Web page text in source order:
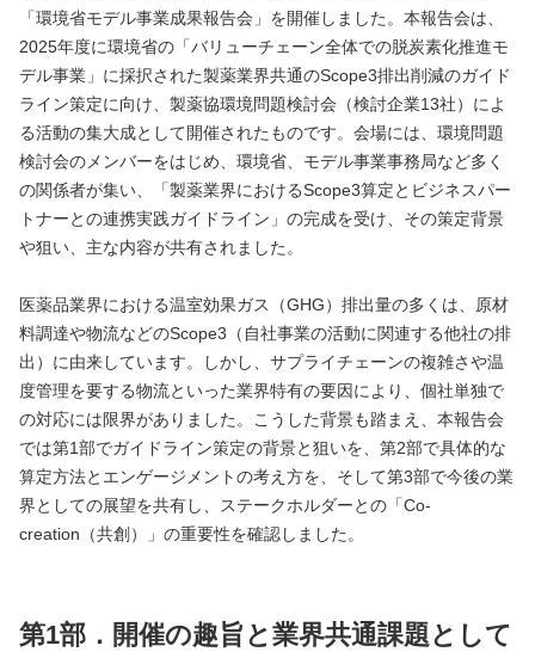
「環境省モデル事業成果報告会」を開催しました。本報告会は、
2025年度に環境省の「バリューチェーン全体での脱炭素化推進モ
デル事業」に採択された製薬業界共通のScope3排出削減のガイド
ライン策定に向け、製薬協環境問題検討会（検討企業13社）によ
る活動の集大成として開催されたものです。会場には、環境問題
検討会のメンバーをはじめ、環境省、モデル事業事務局など多く
の関係者が集い、「製薬業界におけるScope3算定とビジネスパー
トナーとの連携実践ガイドライン」の完成を受け、その策定背景
や狙い、主な内容が共有されました。
医薬品業界における温室効果ガス（GHG）排出量の多くは、原材
料調達や物流などのScope3（自社事業の活動に関連する他社の排
出）に由来しています。しかし、サプライチェーンの複雑さや温
度管理を要する物流といった業界特有の要因により、個社単独で
の対応には限界がありました。こうした背景も踏まえ、本報告会
では第1部でガイドライン策定の背景と狙いを、第2部で具体的な
算定方法とエンゲージメントの考え方を、そして第3部で今後の業
界としての展望を共有し、ステークホルダーとの「Co-
creation（共創）」の重要性を確認しました。
第1部．開催の趣旨と業界共通課題として